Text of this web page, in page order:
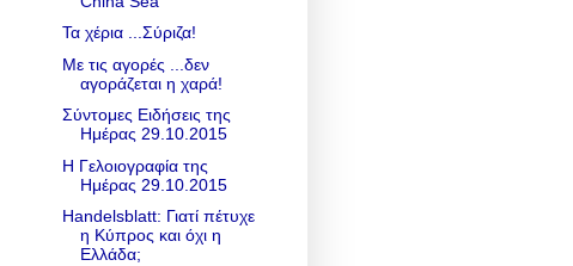
Τα χέρια ...Σύριζα!
Με τις αγορές ...δεν
αγοράζεται η χαρά!
Σύντομες Ειδήσεις της
Ημέρας 29.10.2015
Η Γελοιογραφία της
Ημέρας 29.10.2015
Handelsblatt: Γιατί πέτυχε
η Κύπρος και όχι η
Ελλάδα;